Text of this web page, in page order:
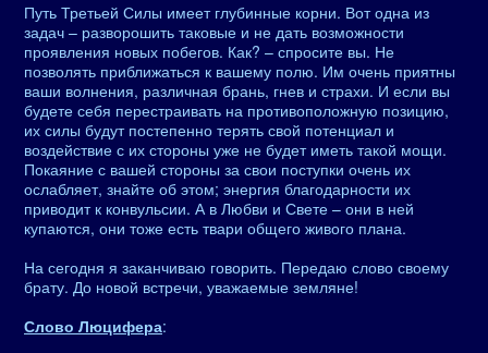
Путь Третьей Силы имеет глубинные корни. Вот одна из
задач – разворошить таковые и не дать возможности
проявления новых побегов. Как? – спросите вы. Не
позволять приближаться к вашему полю. Им очень приятны
ваши волнения, различная брань, гнев и страхи. И если вы
будете себя перестраивать на противоположную позицию,
их силы будут постепенно терять свой потенциал и
воздействие с их стороны уже не будет иметь такой мощи.
Покаяние с вашей стороны за свои поступки очень их
ослабляет, знайте об этом; энергия благодарности их
приводит к конвульсии. А в Любви и Свете – они в ней
купаются, они тоже есть твари общего живого плана.
На сегодня я заканчиваю говорить. Передаю слово своему
брату. До новой встречи, уважаемые земляне!
Слово Люцифера: